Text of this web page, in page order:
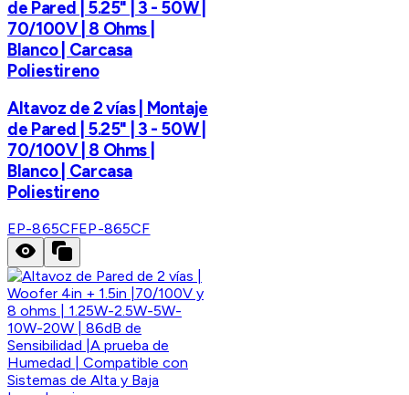
de Pared | 5.25" | 3 - 50W |
70/100V | 8 Ohms |
Blanco | Carcasa
Poliestireno
Altavoz de 2 vías | Montaje
de Pared | 5.25" | 3 - 50W |
70/100V | 8 Ohms |
Blanco | Carcasa
Poliestireno
EP-865CFEP-865CF